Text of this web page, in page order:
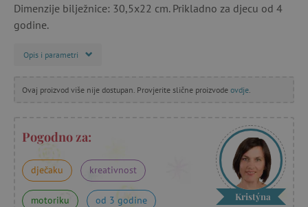
Dimenzije bilježnice: 30,5x22 cm. Prikladno za djecu od 4
godine.
Opis i parametri
Ovaj proizvod više nije dostupan. Provjerite slične proizvode ovdje
Pogodno za:
dječaku kreativnost
motoriku od 3 godine Kristýna